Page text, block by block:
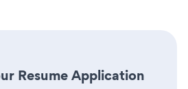
Resume Application